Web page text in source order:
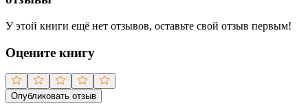
У этой книги ещё нет отзывов, оставьте свой отзыв первым!
Оцените книгу
Опубликовать отзыв